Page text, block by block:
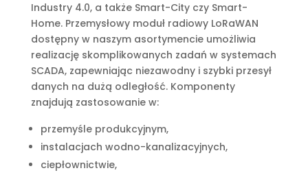
Industry 4.0, a także Smart-City czy Smart-
Home. Przemysłowy moduł radiowy LoRaWAN
dostępny w naszym asortymencie umożliwia
realizację skomplikowanych zadań w systemach
SCADA, zapewniając niezawodny i szybki przesył
danych na dużą odległość. Komponenty
znajdują zastosowanie w:
przemyśle produkcyjnym,
instalacjach wodno-kanalizacyjnych,
ciepłownictwie,